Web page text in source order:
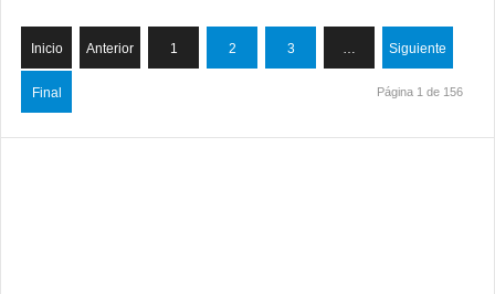
Inicio Anterior 1 2 3 … Siguiente
Final Página 1 de 156